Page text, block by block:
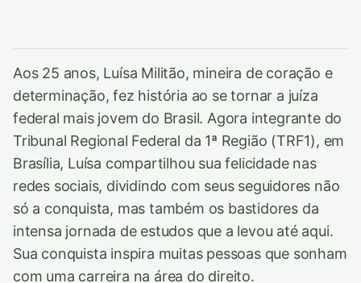
Aos 25 anos, Luísa Militão, mineira de coração e
determinação, fez história ao se tornar a juíza
federal mais jovem do Brasil. Agora integrante do
Tribunal Regional Federal da 1ª Região (TRF1), em
Brasília, Luísa compartilhou sua felicidade nas
redes sociais, dividindo com seus seguidores não
só a conquista, mas também os bastidores da
intensa jornada de estudos que a levou até aqui.
Sua conquista inspira muitas pessoas que sonham
com uma carreira na área do direito.